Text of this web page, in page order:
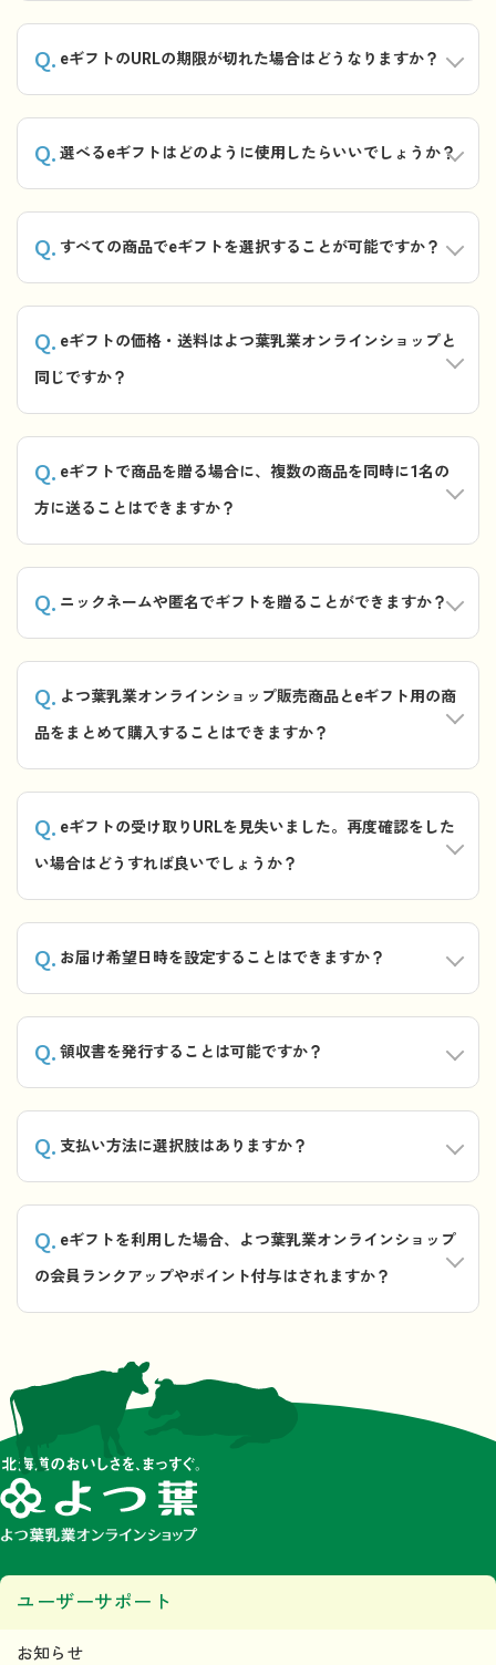
Q. eギフトのURLの期限が切れた場合はどうなりますか？
Q. 選べるeギフトはどのように使用したらいいでしょうか？
Q. すべての商品でeギフトを選択することが可能ですか？
Q. eギフトの価格・送料はよつ葉乳業オンラインショップと
同じですか？
Q. eギフトで商品を贈る場合に、複数の商品を同時に1名の
方に送ることはできますか？
Q. ニックネームや匿名でギフトを贈ることができますか？
Q. よつ葉乳業オンラインショップ販売商品とeギフト用の商
品をまとめて購入することはできますか？
Q. eギフトの受け取りURLを見失いました。再度確認をした
い場合はどうすれば良いでしょうか？
Q. お届け希望日時を設定することはできますか？
Q. 領収書を発行することは可能ですか？
Q. 支払い方法に選択肢はありますか？
Q. eギフトを利用した場合、よつ葉乳業オンラインショップ
の会員ランクアップやポイント付与はされますか？
ユーザーサポート
お知らせ